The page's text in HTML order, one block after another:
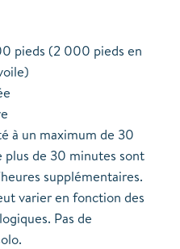
pieds (2 000 pieds en
à un maximum de 30
plus de 30 minutes sont
supplémentaires.
varier en fonction des
Pas de